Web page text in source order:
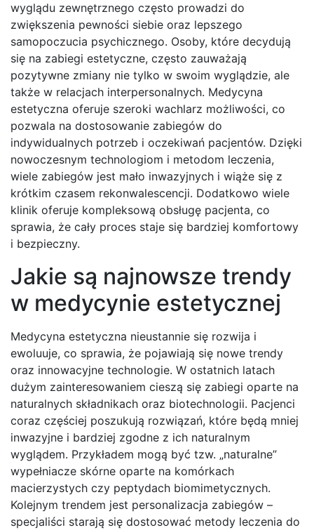
wyglądu zewnętrznego często prowadzi do
zwiększenia pewności siebie oraz lepszego
samopoczucia psychicznego. Osoby, które decydują
się na zabiegi estetyczne, często zauważają
pozytywne zmiany nie tylko w swoim wyglądzie, ale
także w relacjach interpersonalnych. Medycyna
estetyczna oferuje szeroki wachlarz możliwości, co
pozwala na dostosowanie zabiegów do
indywidualnych potrzeb i oczekiwań pacjentów. Dzięki
nowoczesnym technologiom i metodom leczenia,
wiele zabiegów jest mało inwazyjnych i wiąże się z
krótkim czasem rekonwalescencji. Dodatkowo wiele
klinik oferuje kompleksową obsługę pacjenta, co
sprawia, że cały proces staje się bardziej komfortowy
i bezpieczny.
Jakie są najnowsze trendy
w medycynie estetycznej
Medycyna estetyczna nieustannie się rozwija i
ewoluuje, co sprawia, że pojawiają się nowe trendy
oraz innowacyjne technologie. W ostatnich latach
dużym zainteresowaniem cieszą się zabiegi oparte na
naturalnych składnikach oraz biotechnologii. Pacjenci
coraz częściej poszukują rozwiązań, które będą mniej
inwazyjne i bardziej zgodne z ich naturalnym
wyglądem. Przykładem mogą być tzw. „naturalne”
wypełniacze skórne oparte na komórkach
macierzystych czy peptydach biomimetycznych.
Kolejnym trendem jest personalizacja zabiegów –
specjaliści starają się dostosować metody leczenia do